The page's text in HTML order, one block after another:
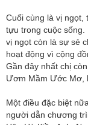
Cuối cùng là vị
tựu trong cuộc sống.
vị ngọt còn là sự sẻ
hoạt động vì cộng
Gần đây nhất chị
Ươm Mầm Ước Mơ,
Một điều đặc biệt
người dẫn chương